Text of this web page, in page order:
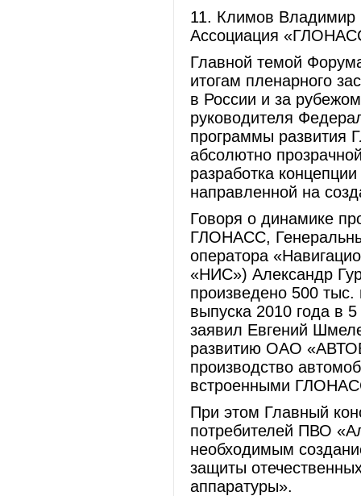
11. Климов Владимир
Ассоциация
Главной темой
итогам пленарного
в России и за
руководителя
программы развития
абсолютно
разработка
направленной на
Говоря о динамике
ГЛОНАСС,
оператора
«НИС») Александр
произведено 500
выпуска 2010 года в
заявил Евгений
развитию ОАО
производство
встроенными
При этом Главный
потребителей ПВО
необходимым
защиты
аппаратуры».